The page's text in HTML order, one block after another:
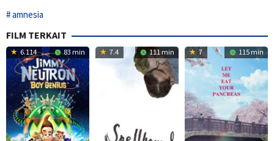
amnesia
FILM TERKAIT
6.114 83 min 7.4 111 min 7 115 min